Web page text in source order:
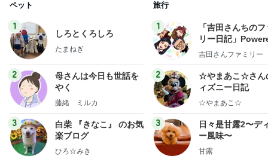
ペット
1
しろとくろしろ
たまねぎ
2
母さんは今日も世話を
やく
藤緒 ミルカ
3
白柴 『きなこ』 のお気
楽ブログ
ひろ☆みき
旅行
1
「吉田さんちの
リー日記」
y Ameba 吉田さ
ログ
吉田さんファミリー
2
☆やまあこ☆さん
ィズニー日記
☆やまあこ☆
3
日々是甘露2〜デ
ー風味〜
甘露